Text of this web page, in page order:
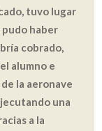
tuvo lugar
haber
cobrado,
alumno e
la aeronave
una
a la